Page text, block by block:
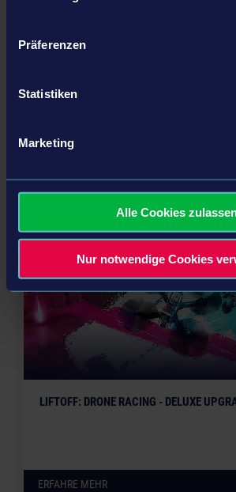
Präferenzen
Statistiken
Marketing
Alle Cookies
Nur notwendige Cookies
LIFTOFF: DRONE RACING - DELUXE
ERFAHRE MEHR